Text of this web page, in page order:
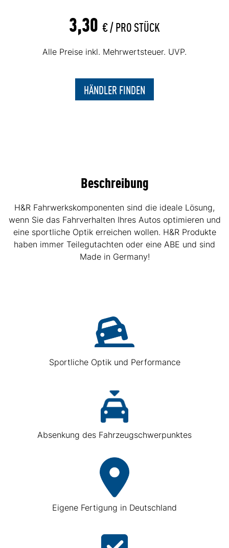
3,30 € /PRO STÜCK
Alle Preise inkl. Mehrwertsteuer. UVP.
HÄNDLER FINDEN
Beschreibung
H&R Fahrwerkskomponenten sind die ideale Lösung,
wenn Sie das Fahrverhalten Ihres Autos optimieren und
eine sportliche Optik erreichen wollen. H&R Produkte
haben immer Teilegutachten oder eine ABE und sind
Made in Germany!
Sportliche Optik und Performance
Absenkung des Fahrzeugschwerpunktes
Eigene Fertigung in Deutschland